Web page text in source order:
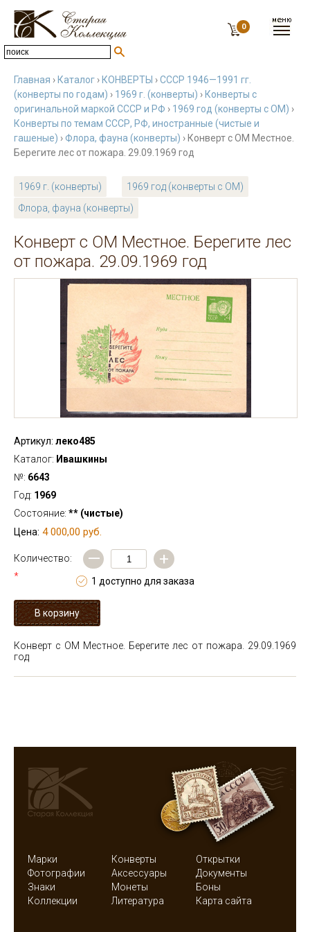
0
Главная › Каталог › КОНВЕРТЫ ›СССР 1946—1991 гг.
(конверты по годам) › 1969 г. (конверты) › Конверты с
оригинальной маркой СССР и РФ › 1969 год (конверты с ОМ) ›
Конверты по темам СССР, РФ, иностранные (чистые и
гашеные) ›Флора, фауна (конверты) › Конверт с ОМ Местное.
Берегите лес от пожара. 29.09.1969 год
1969 г. (конверты)
1969 год (конверты с ОМ)
Флора, фауна (конверты)
Конверт с ОМ Местное. Берегите лес
от пожара. 29.09.1969 год
Артикул: леко485
Каталог: Ивашкины
№: 6643
Год: 1969
Состояние: ** (чистые)
Цена: 4 000,00 руб.
Количество:
*
— +
1 доступно для заказа
Конверт с ОМ Местное. Берегите лес от пожара. 29.09.1969
год
Марки Конверты
Открытки
Фотографии
Аксессуары
Документы
Знаки
Монеты
Боны
Коллекции
Литература Карта сайта